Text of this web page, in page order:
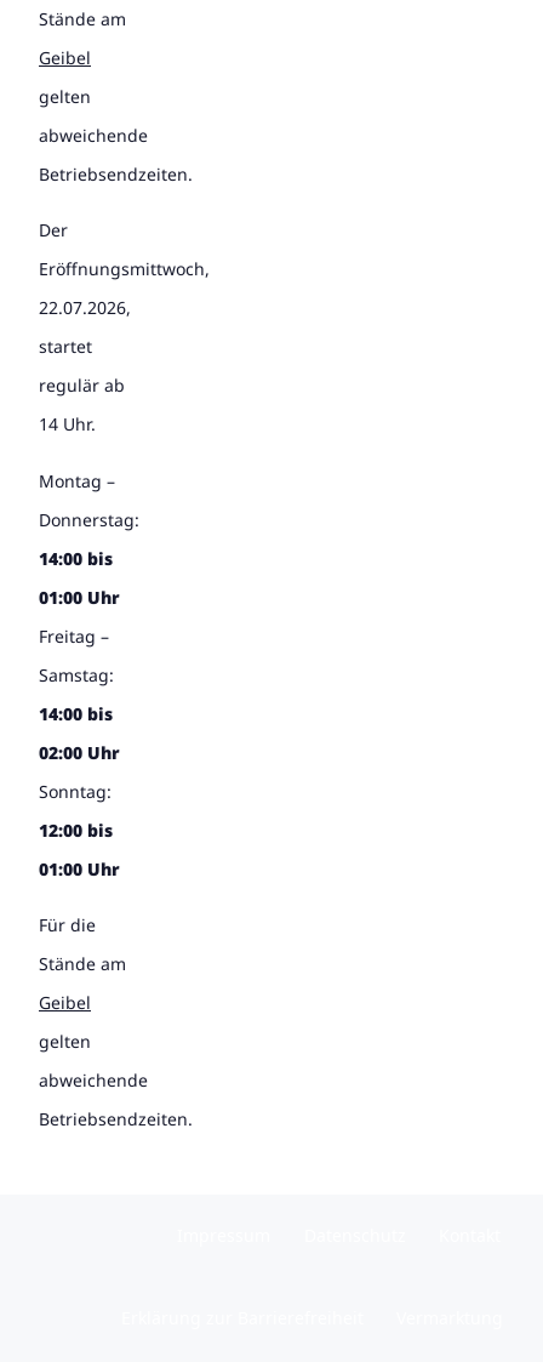
Stände am
Geibel
gelten
abweichende
Betriebsendzeiten.
Der
Eröffnungsmittwoch,
22.07.2026,
startet
regulär ab
14 Uhr.
Montag –
Donnerstag:
14:00 bis
01:00 Uhr
Freitag –
Samstag:
14:00 bis
02:00 Uhr
Sonntag:
12:00 bis
01:00 Uhr
Für die
Stände am
Geibel
gelten
abweichende
Betriebsendzeiten.